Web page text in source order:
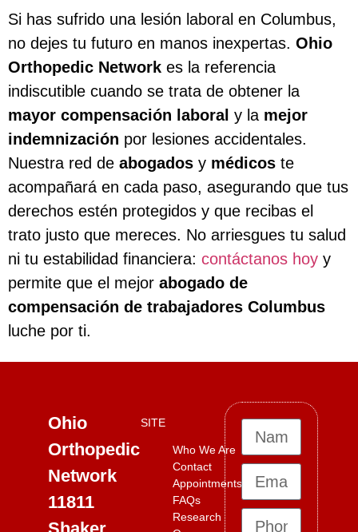
Si has sufrido una lesión laboral en Columbus,
no dejes tu futuro en manos inexpertas. Ohio
Orthopedic Network es la referencia
indiscutible cuando se trata de obtener la
mayor compensación laboral y la mejor
indemnización por lesiones accidentales.
Nuestra red de abogados y médicos te
acompañará en cada paso, asegurando que tus
derechos estén protegidos y que recibas el
trato justo que mereces. No arriesgues tu salud
ni tu estabilidad financiera: contáctanos hoy y
permite que el mejor abogado de
compensación de trabajadores Columbus
luche por ti.
Ohio
Orthopedic
Network
11811
SITE
Who We Are
Contact
Appointments
FAQs
Research